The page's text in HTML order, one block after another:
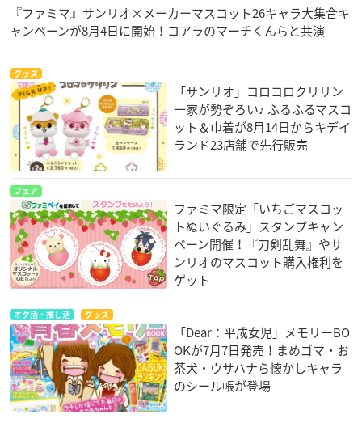
『ファミマ』サンリオ×メーカーマスコット26キャラ大集合キ
ャンペーンが8月4日に開始！コアラのマーチくんらと共演
グッズ
「サンリオ」コロコロクリリン
一家が勢ぞろい♪ ふるふるマスコ
ット＆巾着が8月14日からキデイ
ランド23店舗で先行販売
フェア
ファミマ限定「いちごマスコッ
トぬいぐるみ」スタンプキャン
ペーン開催！『刀剣乱舞』やサ
ンリオのマスコット購入権利を
ゲット
オタ活・推し活 グッズ
「Dear：平成女児」メモリーBO
OKが7月7日発売！まめゴマ・お
茶犬・ウサハナら懐かしキャラ
のシール帳が登場